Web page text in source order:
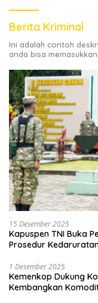
Berita Kriminal
Ini adalah contoh
anda bisa
15 Desember 2025
Kapuspen TNI Buka
Prosedur
1 Desember 2025
Kemenkop Dukung
Kembangkan